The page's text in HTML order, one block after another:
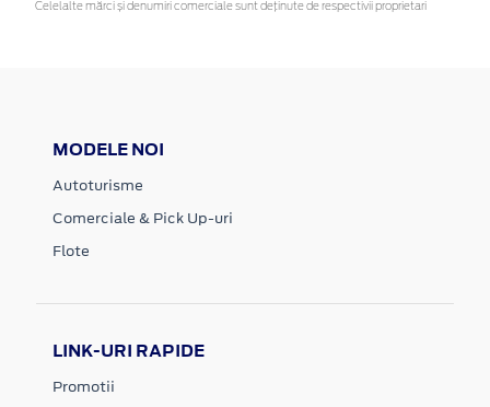
Celelalte mărci și denumiri comerciale sunt deținute de respectivii proprietari
MODELE NOI
Autoturisme
Comerciale & Pick Up-uri
Flote
LINK-URI RAPIDE
Promotii